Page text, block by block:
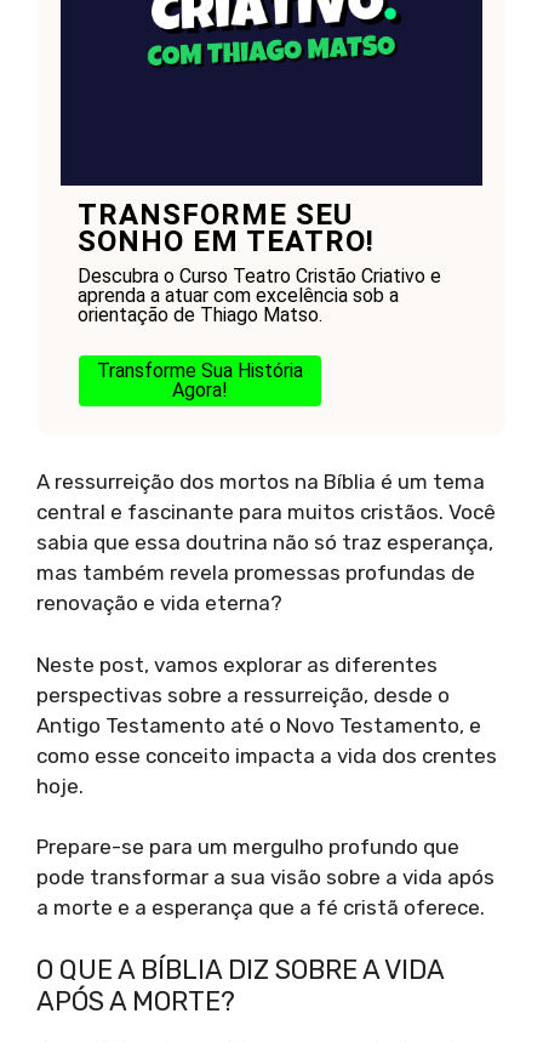
TRANSFORME SEU
SONHO EM TEATRO!
Descubra o Curso Teatro Cristão Criativo e
aprenda a atuar com excelência sob a
orientação de Thiago Matso.
Transforme Sua História
Agora!
A ressurreição dos mortos na Bíblia é um tema
central e fascinante para muitos cristãos. Você
sabia que essa doutrina não só traz esperança,
mas também revela promessas profundas de
renovação e vida eterna?
Neste post, vamos explorar as diferentes
perspectivas sobre a ressurreição, desde o
Antigo Testamento até o Novo Testamento, e
como esse conceito impacta a vida dos crentes
hoje.
Prepare-se para um mergulho profundo que
pode transformar a sua visão sobre a vida após
a morte e a esperança que a fé cristã oferece.
O QUE A BÍBLIA DIZ SOBRE A VIDA
APÓS A MORTE?